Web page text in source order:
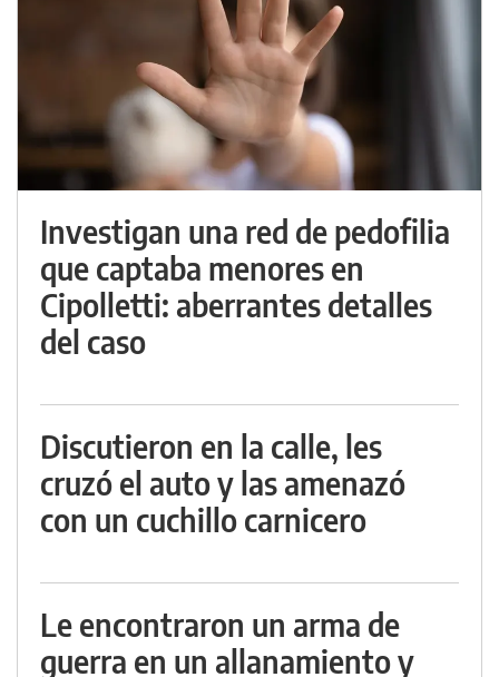
Investigan una red de pedofilia
que captaba menores en
Cipolletti: aberrantes detalles
del caso
Discutieron en la calle, les
cruzó el auto y las amenazó
con un cuchillo carnicero
Le encontraron un arma de
guerra en un allanamiento y